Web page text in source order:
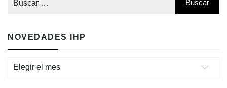
NOVEDADES IHP
Novedades